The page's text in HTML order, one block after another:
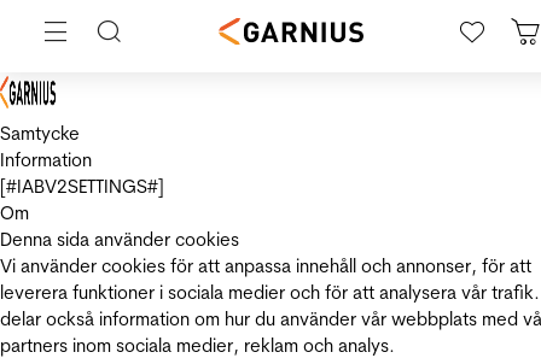
Samtycke
Information
[#IABV2SETTINGS#]
Om
Denna sida använder cookies
Vi använder cookies för att anpassa innehåll och annonser, för att
leverera funktioner i sociala medier och för att analysera vår
delar också information om hur du använder vår webbplats med
partners inom sociala medier, reklam och analys.